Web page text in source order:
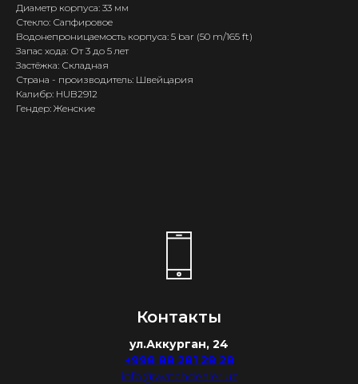
Диаметр корпуса: 33 мм
Стекло: Сапфировое
Водонепроницаемость корпуса: 5 bar (50 m/165 ft)
Запас хода: От 3 до 5 лет
Застёжка: Складная
Страна - производитель: Швейцария
Калибр: HUB2912
Гендер: Женские
Контакты
ул.Аккурган, 24
+998 88 281 28 28
info@watchdealer.uz